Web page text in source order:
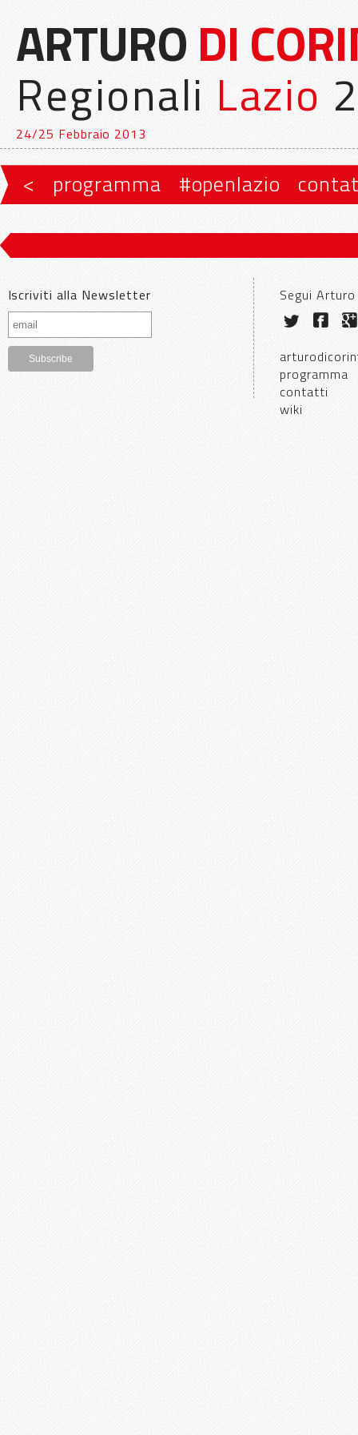
ARTURODI
Regionali Lazio
24/25 Febbraio 2013
Menu principale
Vai al contenuto principale
Vai al contenuto secondario
< programma #openlazio
Iscriviti alla Newsletter Segui
programma
contatti
wiki